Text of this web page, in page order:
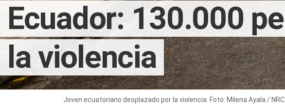
Ecuador: 130.000
la violencia
Joven ecuatoriano desplazado por la violencia. Foto: Milena Ayala / NRC